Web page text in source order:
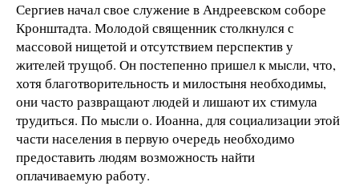
Сергиев начал свое служение в Андреевском соборе
Кронштадта. Молодой священник столкнулся с
массовой нищетой и отсутствием перспектив у
жителей трущоб. Он постепенно пришел к мысли, что,
хотя благотворительность и милостыня необходимы,
они часто развращают людей и лишают их стимула
трудиться. По мысли о. Иоанна, для социализации этой
части населения в первую очередь необходимо
предоставить людям возможность найти
оплачиваемую работу.